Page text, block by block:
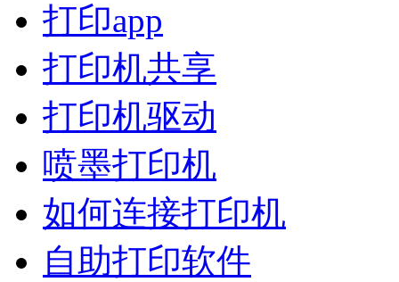
打印app
打印机共享
打印机驱动
喷墨打印机
如何连接打印机
自助打印软件